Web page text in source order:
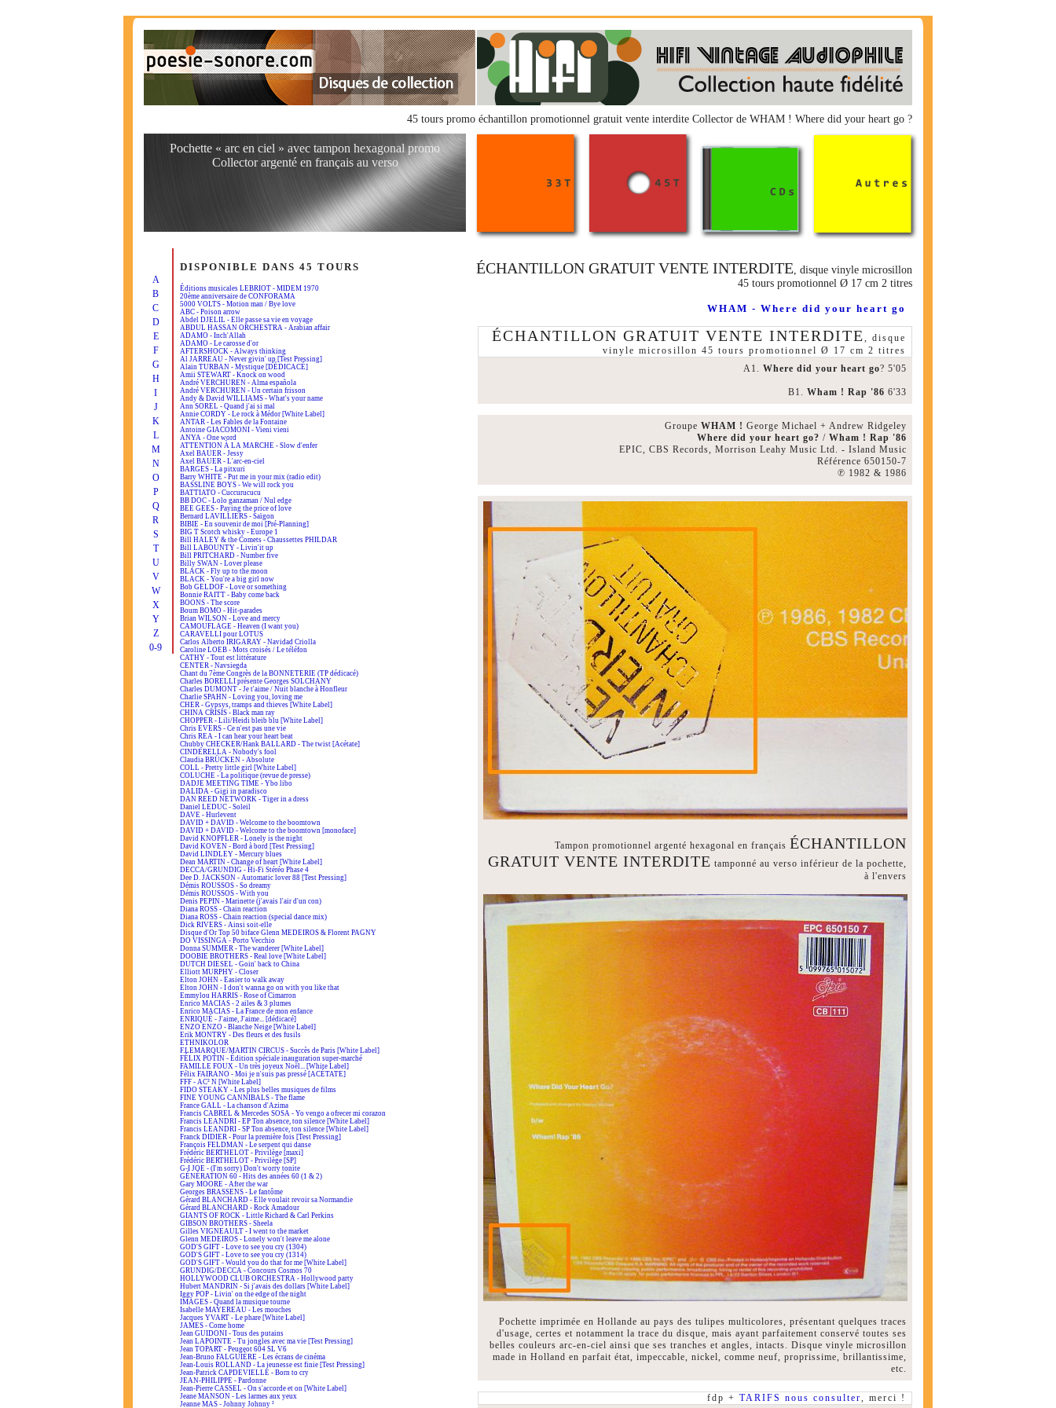
45 tours promo échantillon promotionnel gratuit vente interdite Collector de WHAM ! Where did your heart go ?
Pochette « arc en ciel » avec tampon hexagonal promo
Collector argenté en français au verso
A
B
C
D
E
F
G
H
I
J
K
L
M
N
O
P
Q
R
S
T
U
V
W
X
Y
Z
0-9
DISPONIBLE DANS 45 TOURS
Éditions musicales LEBRIOT - MIDEM 1970
20ème anniversaire de CONFORAMA
5000 VOLTS - Motion man / Bye love
ABC - Poison arrow
Abdel DJELIL - Elle passe sa vie en voyage
ABDUL HASSAN ORCHESTRA - Arabian affair
ADAMO - Inch'Allah
ADAMO - Le carosse d'or
AFTERSHOCK - Always thinking
Al JARREAU - Never givin' up [Test Pressing]
Alain TURBAN - Mystique [DÉDICACÉ]
Amii STEWART - Knock on wood
André VERCHUREN - Alma española
André VERCHUREN - Un certain frisson
Andy & David WILLIAMS - What's your name
Ann SOREL - Quand j'ai si mal
Annie CORDY - Le rock à Médor [White Label]
ANTAR - Les Fables de la Fontaine
Antoine GIACOMONI - Vieni vieni
ANYA - One word
ATTENTION À LA MARCHE - Slow d'enfer
Axel BAUER - Jessy
Axel BAUER - L'arc-en-ciel
BARGES - La pitxuri
Barry WHITE - Put me in your mix (radio edit)
BASSLINE BOYS - We will rock you
BATTIATO - Cuccurucucu
BB DOC - Lolo ganzaman / Nul edge
BEE GEES - Paying the price of love
Bernard LAVILLIERS - Saïgon
BIBIE - En souvenir de moi [Pré-Planning]
BIG T Scotch whisky - Europe 1
Bill HALEY & the Comets - Chaussettes PHILDAR
Bill LABOUNTY - Livin'it up
Bill PRITCHARD - Number five
Billy SWAN - Lover please
BLACK - Fly up to the moon
BLACK - You're a big girl now
Bob GELDOF - Love or something
Bonnie RAITT - Baby come back
BOONS - The score
Boum BOMO - Hit-parades
Brian WILSON - Love and mercy
CAMOUFLAGE - Heaven (I want you)
CARAVELLI pour LOTUS
Carlos Alberto IRIGARAY - Navidad Criolla
Caroline LOEB - Mots croisés / Le téléfon
CATHY - Tout est littérature
CENTER - Navsiegda
Chant du 7ème Congrès de la BONNETERIE (TP dédicacé)
Charles BORELLI présente Georges SOLCHANY
Charles DUMONT - Je t'aime / Nuit blanche à Honfleur
Charlie SPAHN - Loving you, loving me
CHER - Gypsys, tramps and thieves [White Label]
CHINA CRISIS - Black man ray
CHOPPER - Lili/Heidi bleib blu [White Label]
Chris EVERS - Ce n'est pas une vie
Chris REA - I can hear your heart beat
Chubby CHECKER/Hank BALLARD - The twist [Acétate]
CINDERELLA - Nobody's fool
Claudia BRÜCKEN - Absolute
COLL - Pretty little girl [White Label]
COLUCHE - La politique (revue de presse)
DADJE MEETING TIME - Ybo libo
DALIDA - Gigi in paradisco
DAN REED NETWORK - Tiger in a dress
Daniel LEDUC - Soleil
DAVE - Hurlevent
DAVID + DAVID - Welcome to the boomtown
DAVID + DAVID - Welcome to the boomtown [monoface]
David KNOPFLER - Lonely is the night
David KOVEN - Bord à bord [Test Pressing]
David LINDLEY - Mercury blues
Dean MARTIN - Change of heart [White Label]
DECCA/GRUNDIG - Hi-Fi Stéréo Phase 4
Dee D. JACKSON - Automatic lover 88 [Test Pressing]
Démis ROUSSOS - So dreamy
Démis ROUSSOS - With you
Denis PEPIN - Marinette (j'avais l'air d'un con)
Diana ROSS - Chain reaction
Diana ROSS - Chain reaction (special dance mix)
Dick RIVERS - Ainsi soit-elle
Disque d'Or Top 50 biface Glenn MEDEIROS & Florent PAGNY
DO VISSINGA - Porto Vecchio
Donna SUMMER - The wanderer [White Label]
DOOBIE BROTHERS - Real love [White Label]
DUTCH DIESEL - Goin' back to China
Elliott MURPHY - Closer
Elton JOHN - Easier to walk away
Elton JOHN - I don't wanna go on with you like that
Emmylou HARRIS - Rose of Cimarron
Enrico MACIAS - 2 ailes & 3 plumes
Enrico MACIAS - La France de mon enfance
ENRIQUÉ - J'aime, J'aime... [dédicacé]
ENZO ENZO - Blanche Neige [White Label]
Erik MONTRY - Des fleurs et des fusils
ETHNIKOLOR
F.LEMARQUE/MARTIN CIRCUS - Succès de Paris [White Label]
FÉLIX POTIN - Édition spéciale inauguration super-marché
FAMILLE FOUX - Un très joyeux Noël... [White Label]
Félix FAIRANO - Moi je n'suis pas pressé [ACÉTATE]
FFF - AC² N [White Label]
FIDO STEAKY - Les plus belles musiques de films
FINE YOUNG CANNIBALS - The flame
France GALL - La chanson d'Azima
Francis CABREL & Mercedes SOSA - Yo vengo a ofrecer mi corazon
Francis LEANDRI - EP Ton absence, ton silence [White Label]
Francis LEANDRI - SP Ton absence, ton silence [White Label]
Franck DIDIER - Pour la première fois [Test Pressing]
François FELDMAN - Le serpent qui danse
Frédéric BERTHELOT - Privilège [maxi]
Frédéric BERTHELOT - Privilège [SP]
G-I JOE - (I'm sorry) Don't worry tonite
GÉNÉRATION 60 - Hits des années 60 (1 & 2)
Gary MOORE - After the war
Georges BRASSENS - Le fantôme
Gérard BLANCHARD - Elle voulait revoir sa Normandie
Gérard BLANCHARD - Rock Amadour
GIANTS OF ROCK - Little Richard & Carl Perkins
GIBSON BROTHERS - Sheela
Gilles VIGNEAULT - I went to the market
Glenn MEDEIROS - Lonely won't leave me alone
GOD'S GIFT - Love to see you cry (1304)
GOD'S GIFT - Love to see you cry (1314)
GOD'S GIFT - Would you do that for me [White Label]
GRUNDIG/DECCA - Concours Cosmos 70
HOLLYWOOD CLUB ORCHESTRA - Hollywood party
Hubert MANDRIN - Si j'avais des dollars [White Label]
Iggy POP - Livin' on the edge of the night
IMAGES - Quand la musique tourne
Isabelle MAYEREAU - Les mouches
Jacques YVART - Le phare [White Label]
JAMES - Come home
Jean GUIDONI - Tous des putains
Jean LAPOINTE - Tu jongles avec ma vie [Test Pressing]
Jean TOPART - Peugeot 604 SL V6
Jean-Bruno FALGUIÈRE - Les écrans de cinéma
Jean-Louis ROLLAND - La jeunesse est finie [Test Pressing]
Jean-Patrick CAPDEVIELLE - Born to cry
JEAN-PHILIPPE - Pardonne
Jean-Pierre CASSEL - On s'accorde et on [White Label]
Jeane MANSON - Les larmes aux yeux
Jeanne MAS - Johnny Johnny ²
ÉCHANTILLON GRATUIT VENTE INTERDITE, disque vinyle microsillon
45 tours promotionnel Ø 17 cm 2 titres
WHAM - Where did your heart go
ÉCHANTILLON GRATUIT VENTE INTERDITE, disque
vinyle microsillon 45 tours promotionnel Ø 17 cm 2 titres
A1. Where did your heart go? 5'05
B1. Wham ! Rap '86 6'33
Groupe WHAM ! George Michael + Andrew Ridgeley
Where did your heart go? / Wham ! Rap '86
EPIC, CBS Records, Morrison Leahy Music Ltd. - Island Music
Référence 650150-7
℗ 1982 & 1986
Tampon promotionnel argenté hexagonal en français ÉCHANTILLON
GRATUIT VENTE INTERDITE tamponné au verso inférieur de la pochette,
à l'envers
Pochette imprimée en Hollande au pays des tulipes multicolores, présentant quelques traces
d'usage, certes et notamment la trace du disque, mais ayant parfaitement conservé toutes ses
belles couleurs arc-en-ciel ainsi que ses tranches et angles, intacts. Disque vinyle microsillon
made in Holland en parfait état, impeccable, nickel, comme neuf, proprissime, brillantissime,
etc.
fdp + TARIFS nous consulter, merci !